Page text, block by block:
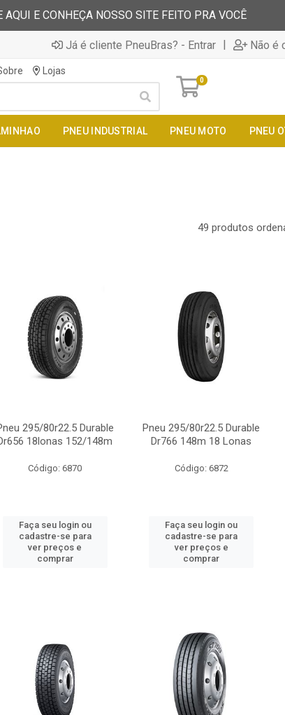
E CONHEÇA NOSSO SITE FEITO PRA VOCÊ
Já é cliente PneuBras? - Entrar | Não é
Lojas
0
PNEU INDUSTRIAL PNEU MOTO PNEU
49 produtos
295/80r22.5 Durable
18lonas 152/148m
Código: 6870
Faça seu login ou
cadastre-se para
ver preços e
comprar
Pneu 295/80r22.5 Durable
Dr766 148m 18 Lonas
Código: 6872
Faça seu login ou
cadastre-se para
ver preços e
comprar